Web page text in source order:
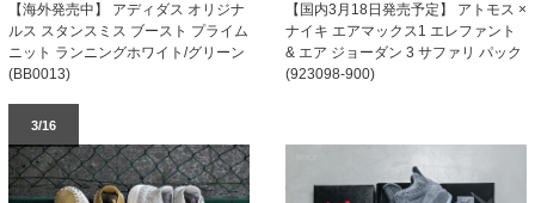
【海外発売中】 アディダス オリジナ
ルス スタンスミス ブースト プライム
ニット ランニングホワイト/グリーン
(BB0013)
【国内3月18日発売予定】 アトモス ×
ナイキ エアマックス1 エレファント
& エア ジョーダン 3 サファリ パック
(923098-900)
3/16